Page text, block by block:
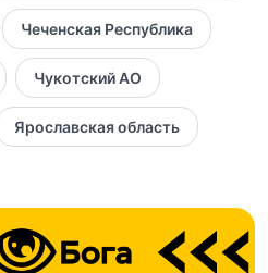
Чеченская Республика
Чукотский АО
Ярославская область